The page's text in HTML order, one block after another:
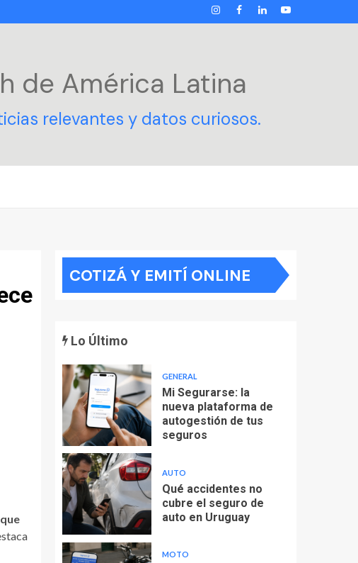
INSTAGRAM
FACEBOOK
LINKEDIN
YOUTUBE
de América Latina
relevantes y datos curiosos.
COTIZÁ Y EMITÍ ONLINE
Lo Último
GENERAL
Mi Segurarse: la
nueva plataforma de
autogestión de tus
seguros
AUTO
Qué accidentes no
cubre el seguro de
auto en Uruguay
MOTO